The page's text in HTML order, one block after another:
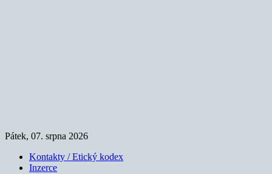
Pátek, 07. srpna 2026
Kontakty / Etický kodex
Inzerce